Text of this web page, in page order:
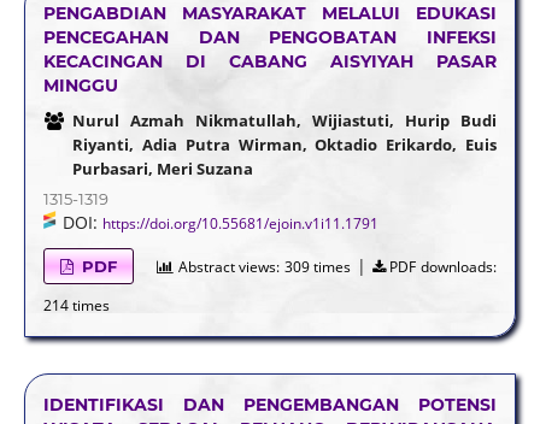
PENGABDIAN MASYARAKAT MELALUI EDUKASI
PENCEGAHAN DAN PENGOBATAN INFEKSI
KECACINGAN DI CABANG AISYIYAH PASAR
MINGGU
Nurul Azmah Nikmatullah, Wijiastuti, Hurip Budi
Riyanti, Adia Putra Wirman, Oktadio Erikardo, Euis
Purbasari, Meri Suzana
1315-1319
DOI: https://doi.org/10.55681/ejoin.v1i11.1791
PDF Abstract views: 309 times |
PDF downloads:
214 times
IDENTIFIKASI DAN PENGEMBANGAN POTENSI